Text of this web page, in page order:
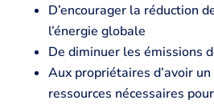
D’encourager la réduction
l’énergie globale
De diminuer les émissions
Aux propriétaires d’avoir
ressources nécessaires